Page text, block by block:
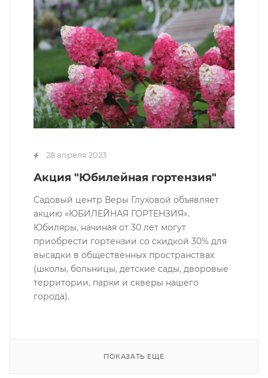
28 апреля 2023
Акция "Юбилейная гортензия"
Садовый центр Веры Глуховой объявляет
акцию «ЮБИЛЕЙНАЯ ГОРТЕНЗИЯ».
Юбиляры, начиная от 30 лет могут
приобрести гортензии со скидкой 30% для
высадки в общественных пространствах
(школы, больницы, детские сады, дворовые
территории, парки и скверы нашего
города).
ПОКАЗАТЬ ЕЩЕ